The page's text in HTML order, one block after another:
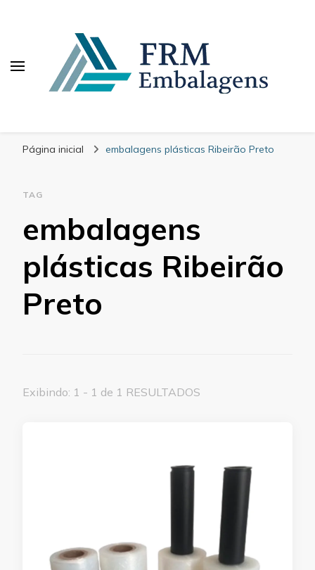
Página inicial embalagens plásticas Ribeirão Preto
TAG
embalagens
plásticas Ribeirão
Preto
Exibindo: 1 - 1 de 1 RESULTADOS